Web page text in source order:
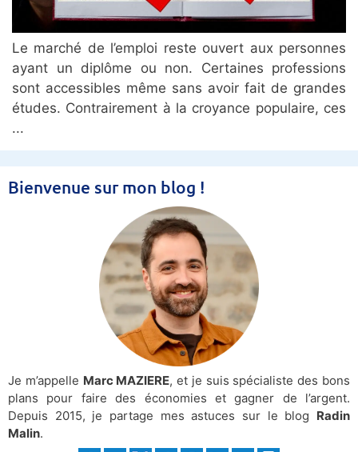
Le marché de l’emploi reste ouvert aux personnes
ayant un diplôme ou non. Certaines professions
sont accessibles même sans avoir fait de grandes
études. Contrairement à la croyance populaire, ces
Bienvenue sur mon blog !
Je m’appelle Marc MAZIERE, et je suis spécialiste des bons
plans pour faire des économies et gagner de l’argent.
Depuis 2015, je partage mes astuces sur le blog Radin
Malin.